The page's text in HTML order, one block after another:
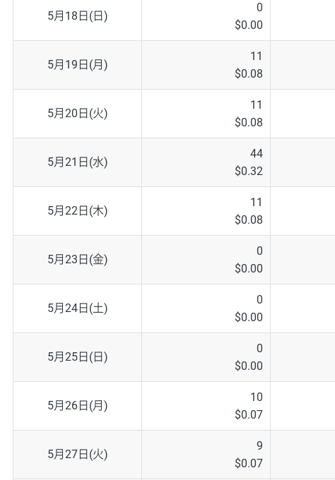
5月18日(日)
0
$0.00
5月19日(月)
11
$0.08
5月20日(火)
11
$0.08
5月21日(水)
44
$0.32
5月22日(木)
11
$0.08
5月23日(金)
0
$0.00
5月24日(土)
0
$0.00
5月25日(日)
0
$0.00
5月26日(月)
10
$0.07
5月27日(火)
9
$0.07